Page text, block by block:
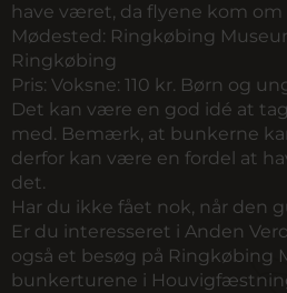
have været, da flyene kom om
Mødested: Ringkøbing
Ringkøbing
Pris: Voksne: 110 kr. Børn og
Det kan være en god idé at
med. Bemærk, at bunkerne
derfor kan være en fordel at
det.
Har du ikke fået nok, når den
Er du interesseret i Anden
også et besøg på Ringkøbing
bunkerturene i